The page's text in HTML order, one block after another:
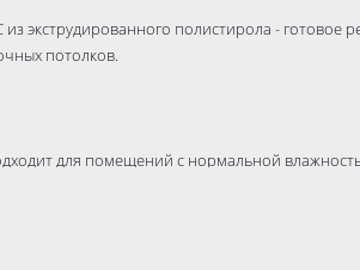
экструдированного полистирола - готовое
потолков.
для помещений с нормальной